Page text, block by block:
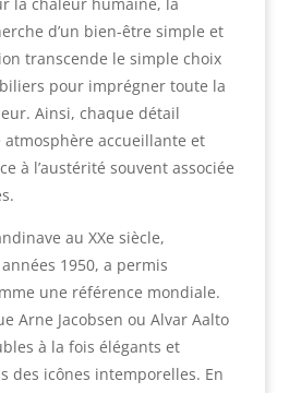
d’un bien-être simple et
transcende le simple choix
pour imprégner toute la
Ainsi, chaque détail
accueillante et
à l’austérité souvent associée
au XXe siècle,
1950, a permis
une référence mondiale.
Arne Jacobsen ou Alvar Aalto
à la fois élégants et
des icônes intemporelles. En